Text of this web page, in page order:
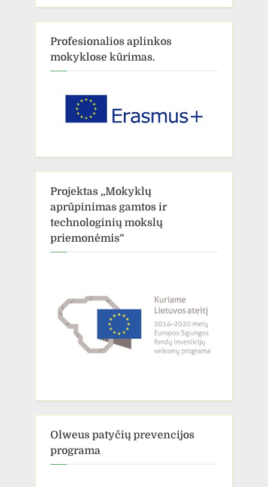
Profesionalios aplinkos
mokyklose kūrimas.
Projektas ,,Mokyklų
aprūpinimas gamtos ir
technologinių mokslų
priemonėmis“
Olweus patyčių prevencijos
programa